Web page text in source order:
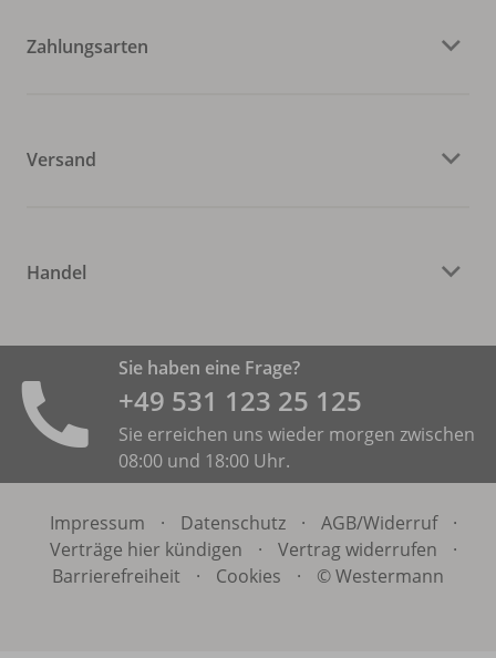
Zahlungsarten
Versand
Handel
Sie haben eine Frage?
+49 531 ­123 25 125
Sie erreichen uns wieder morgen zwischen
08:00 und 18:00 Uhr.
Impressum · Datenschutz · AGB/Widerruf
·
Verträge hier kündigen
· Vertrag widerrufen
·
Barrierefreiheit
· Cookies · © Westermann